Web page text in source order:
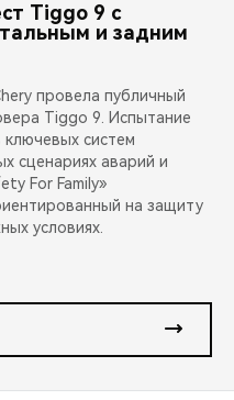
Tiggo 9 с
и задним
провела публичный
Tiggo 9. Испытание
систем
сценариях аварий и
For Family»
на защиту
условиях.